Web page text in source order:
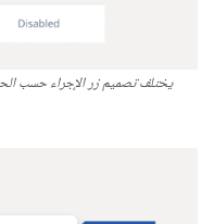
يختلف تصميم زر الإجراء حسب